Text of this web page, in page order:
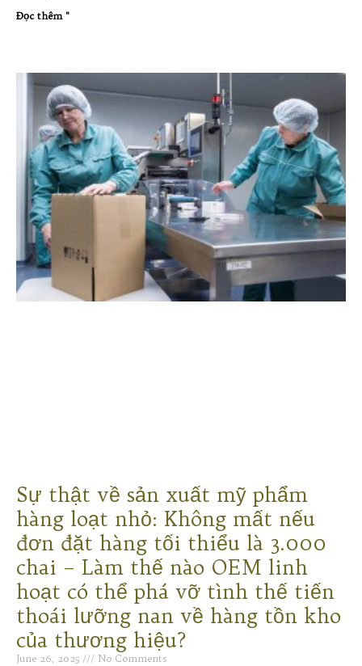
Đọc thêm "
Sự thật về sản xuất mỹ phẩm
hàng loạt nhỏ: Không mất nếu
đơn đặt hàng tối thiểu là 3.000
chai – Làm thế nào OEM linh
hoạt có thể phá vỡ tình thế tiến
thoái lưỡng nan về hàng tồn kho
của thương hiệu?
June 26, 2025 No Comments